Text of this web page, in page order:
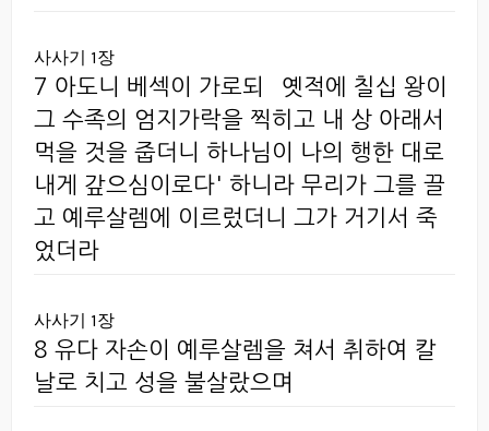
사사기 1장
7 아도니 베섹이 가로되 `옛적에 칠십 왕이
그 수족의 엄지가락을 찍히고 내 상 아래서
먹을 것을 줍더니 하나님이 나의 행한 대로
내게 갚으심이로다' 하니라 무리가 그를 끌
고 예루살렘에 이르렀더니 그가 거기서 죽
었더라
사사기 1장
8 유다 자손이 예루살렘을 쳐서 취하여 칼
날로 치고 성을 불살랐으며